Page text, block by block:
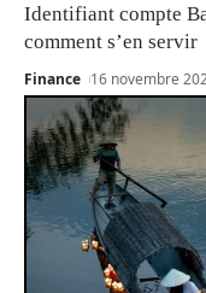
Identifiant compte
comment s’en servir
Finance 16 novembre